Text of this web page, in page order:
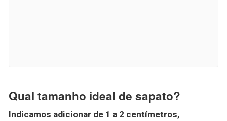
Qual tamanho ideal de sapato?
Indicamos adicionar de 1 a 2 centímetros,